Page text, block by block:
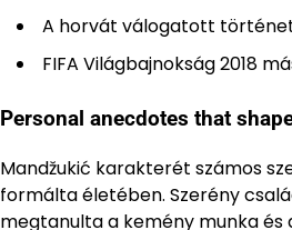
A horvát válogatott
FIFA Világbajnokság 2018
Personal anecdotes that
Mandžukić karakterét számos
formálta életében. Szerény
megtanulta a kemény munka